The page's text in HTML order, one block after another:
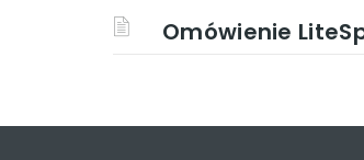
Omówienie